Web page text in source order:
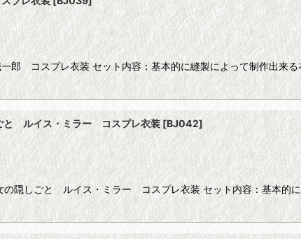
郎 コスプレ衣装 セット内容：基本的に縫製によって制作出来
と ルイス・ミラー コスプレ衣装[BJ042]
の隠しごと ルイス・ミラー コスプレ衣装 セット内容：基本的